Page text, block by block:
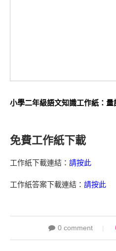
小學二年級語文知識工作紙：量
免費工作紙下載
工作紙下載連結： 請按此
工作紙答案下載連結： 請按此
0 comment